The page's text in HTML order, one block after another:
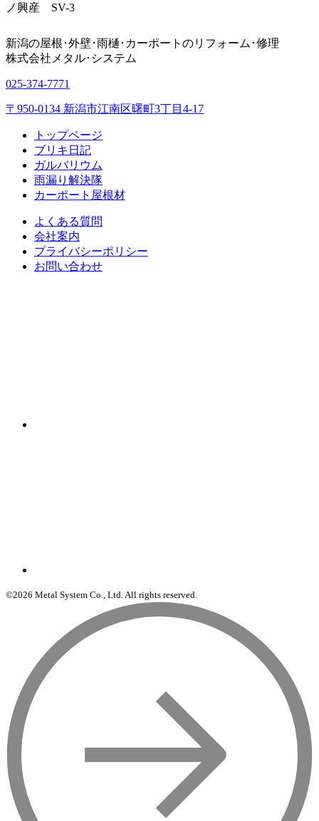
ノ興産 SV-3
新潟の屋根･外壁･雨樋･カーポートのリフォーム･修理
株式会社 メタル･システム
025-374-7771
〒950-0134 新潟市江南区曙町3丁目4-17
トップページ
ブリキ日記
ガルバリウム
雨漏り解決隊
カーポート屋根材
よくある質問
会社案内
プライバシーポリシー
お問い合わせ
©2026 Metal System Co., Ltd. All rights reserved.